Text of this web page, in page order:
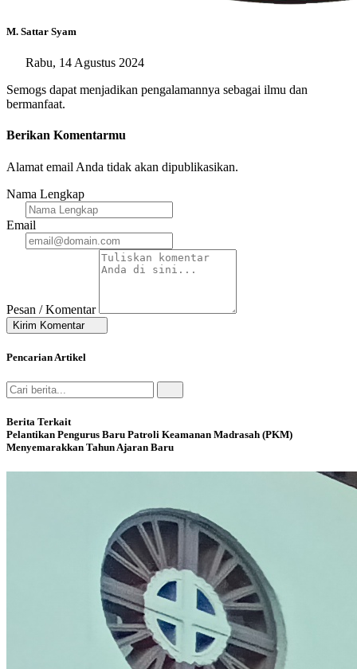
M. Sattar Syam
Rabu, 14 Agustus 2024
Semogs dapat menjadikan pengalamannya sebagai ilmu dan
bermanfaat.
Berikan Komentarmu
Alamat email Anda tidak akan dipublikasikan.
Nama Lengkap
Email
Pesan / Komentar
Kirim Komentar
Pencarian Artikel
Berita Terkait
Pelantikan Pengurus Baru Patroli Keamanan Madrasah (PKM)
Menyemarakkan Tahun Ajaran Baru